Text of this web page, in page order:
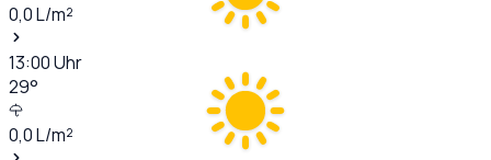
0,0L/m²
13:00Uhr
29°
0,0L/m²